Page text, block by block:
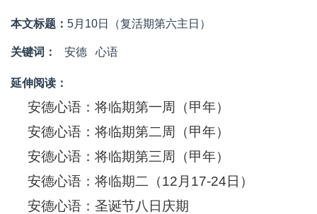
本文标题： 5月10日（复活期第六主日）
关键词： 安德 心语
延伸阅读：
安德心语：将临期第一周（甲年）
安德心语：将临期第二周（甲年）
安德心语：将临期第三周（甲年）
安德心语：将临期二（12月17-24日）
安德心语：圣诞节八日庆期